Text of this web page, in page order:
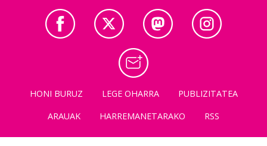
HONI BURUZ LEGE OHARRA
PUBLIZITATEA
ARAUAK
HARREMANETARAKO RSS